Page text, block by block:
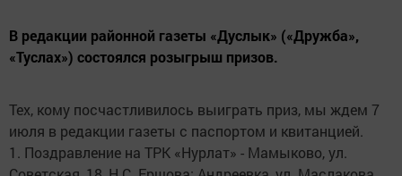
В редакции районной газеты «Дуслык» («Дружба»,
«Туслах») состоялся розыгрыш призов.
Тех, кому посчастливилось выиграть приз, мы ждем 7
июля в редакции газеты с паспортом и квитанцией.
1. Поздравление на ТРК «Нурлат» - Мамыково, ул.